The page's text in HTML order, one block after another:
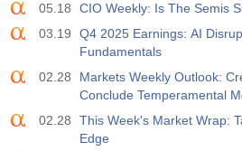
05.18
CIO Weekly: Is The Semis
03.19
Q4 2025 Earnings: AI
Fundamentals
02.28
Markets Weekly Outlook:
Conclude Temperamental
02.28
This Week's Market Wrap:
Edge